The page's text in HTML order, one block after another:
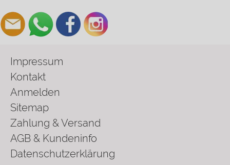
Impressum
Kontakt
Anmelden
Sitemap
Zahlung & Versand
AGB & Kundeninfo
Datenschutzerklärung